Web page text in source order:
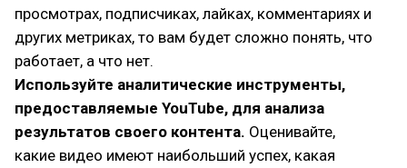
просмотрах, подписчиках, лайках, комментариях и
других метриках, то вам будет сложно понять, что
работает, а что нет.
Используйте аналитические инструменты,
предоставляемые YouTube, для анализа
результатов своего контента. Оценивайте,
какие видео имеют наибольший успех, какая